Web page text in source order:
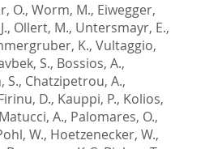
O., Worm, M., Eiwegger,
, Ollert, M., Untersmayr, E.,
K., Vultaggio,
S., Bossios, A.,
S., Chatzipetrou, A.,
D., Kauppi, P., Kolios,
Matucci, A., Palomares, O.,
W., Hoetzenecker, W.,